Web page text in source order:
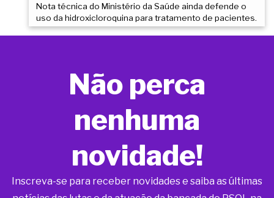
Nota técnica do Ministério da Saúde ainda defende o
uso da hidroxicloroquina para tratamento de pacientes.
Não perca
nenhuma
novidade!
Inscreva-se para receber novidades e saiba as últimas